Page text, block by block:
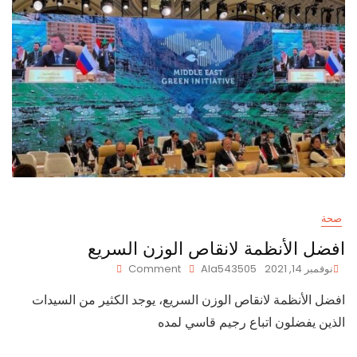
صحة
افضل الأنظمة لانقاص الوزن السريع
نوفمبر 14, 2021 Ala543505
Comment
الأنظمة
افضل الأنظمة لانقاص الوزن السريع، يوجد الكثير من السيدات
الذين يفضلون اتباع رجيم قاسي لمده